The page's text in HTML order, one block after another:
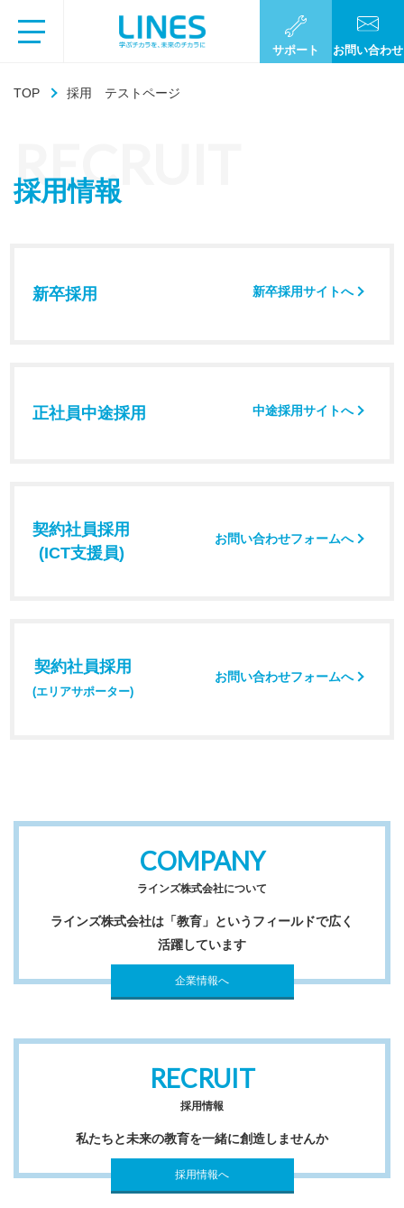
サポート お問い合わせ
TOP 採用 テストページ
RECRUIT
採用情報
新卒採用 新卒採用サイトへ
正社員中途採用 中途採用サイトへ
契約社員採用
(ICT支援員)
お問い合わせフォームへ
契約社員採用
(エリアサポーター)
お問い合わせフォームへ
COMPANY
ラインズ株式会社について
ラインズ株式会社は「教育」というフィールドで広く
活躍しています
企業情報へ
RECRUIT
採用情報
私たちと未来の教育を一緒に創造しませんか
採用情報へ